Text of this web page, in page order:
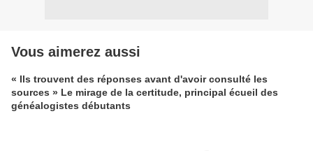
Vous aimerez aussi
« Ils trouvent des réponses avant d'avoir consulté les
sources » Le mirage de la certitude, principal écueil des
généalogistes débutants